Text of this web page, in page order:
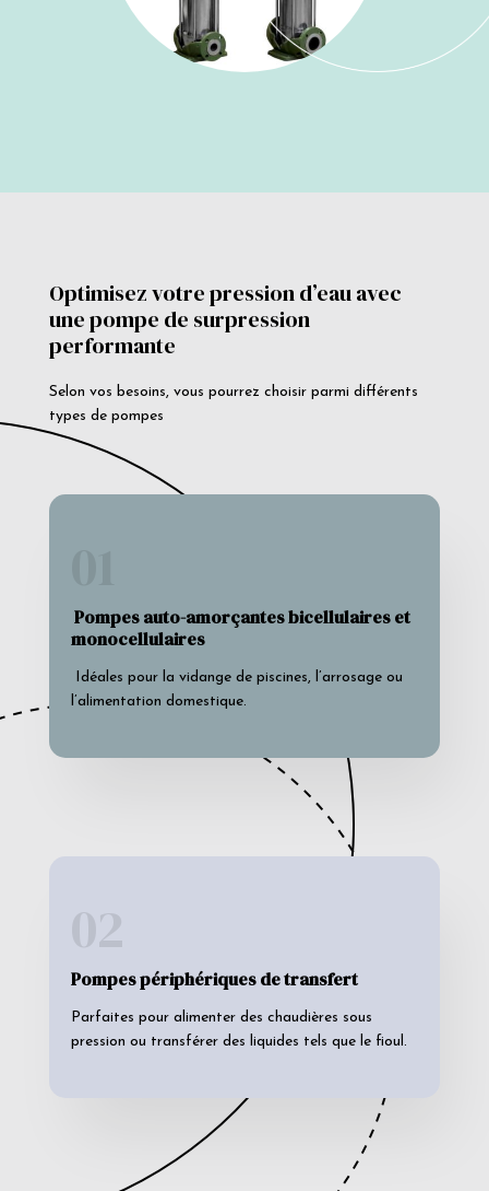
Optimisez votre pression d’eau avec
une pompe de surpression
performante
Selon vos besoins, vous pourrez choisir parmi différents
types de pompes
Pompes auto-amorçantes bicellulaires et
monocellulaires
Idéales pour la vidange de piscines, l’arrosage ou
l’alimentation domestique.
02
Pompes périphériques de transfert
Parfaites pour alimenter des chaudières sous
pression ou transférer des liquides tels que le fioul.